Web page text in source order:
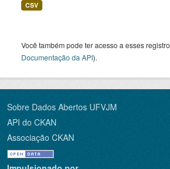
CSV
Você também pode ter acesso a esses
Documentação da API).
Sobre Dados Abertos UFVJM
API do CKAN
Associação CKAN